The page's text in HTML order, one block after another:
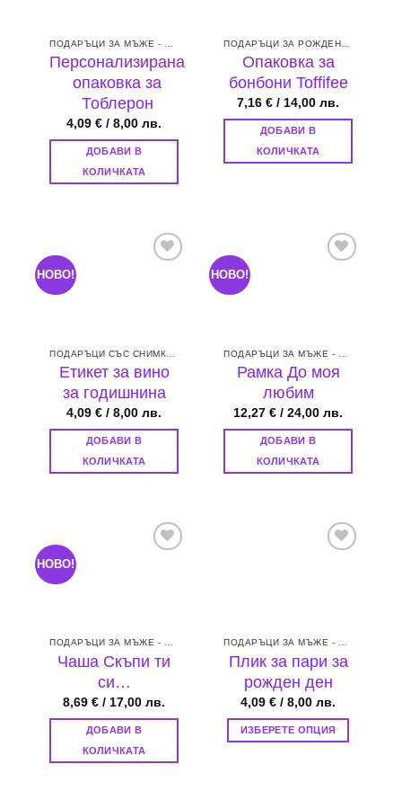
Персонализирана
опаковка за
Тоблерон
4,09 € / 8,00 лв.
ДОБАВИ В
КОЛИЧКАТА
Опаковка за
бонбони Toffifee
7,16 € / 14,00 лв.
ДОБАВИ В
КОЛИЧКАТА
НОВО!
Етикет за вино
за годишнина
4,09 € / 8,00 лв.
ДОБАВИ В
КОЛИЧКАТА
НОВО!
Рамка До моя
любим
12,27 € / 24,00 лв.
ДОБАВИ В
КОЛИЧКАТА
НОВО!
ПОДАРЪЦИ ЗА МЪЖЕ - БАЩА, БРАТ, СЪПРУГ ИЛИ ГАДЖЕ
Чаша Скъпи ти
си…
8,69 € / 17,00 лв.
ДОБАВИ В
КОЛИЧКАТА
ПОДАРЪЦИ ЗА МЪЖЕ - БАЩА, БРАТ, СЪПРУГ ИЛИ ГАДЖЕ
Плик за пари за
рожден ден
4,09 € / 8,00 лв.
ИЗБЕРЕТЕ ОПЦИЯ